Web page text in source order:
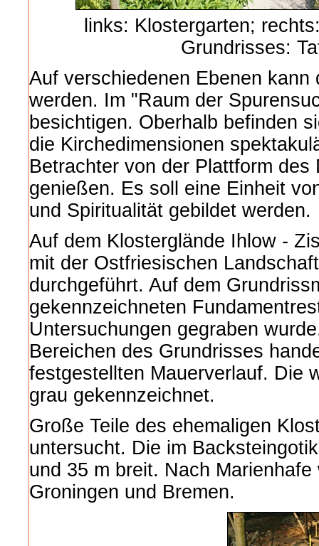
links: Klostergarten;
Grundrisses:
Auf verschiedenen Ebenen
werden. Im "Raum der
besichtigen. Oberhalb befinden
die Kirchedimensionen
Betrachter von der Plattform
genießen. Es soll eine Einheit
und Spiritualität gebildet werden.
Auf dem Klosterglände Ihlow -
mit der Ostfriesischen
durchgeführt. Auf dem
gekennzeichneten
Untersuchungen gegraben
Bereichen des Grundrisses
festgestellten Mauerverlauf. Die
grau gekennzeichnet.
Große Teile des ehemaligen
untersucht. Die im
und 35 m breit. Nach
Groningen und Bremen.